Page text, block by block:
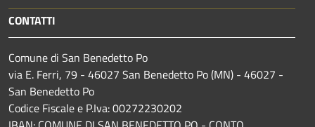
CONTATTI
Comune di San Benedetto Po
via E. Ferri, 79 - 46027 San Benedetto Po (MN) - 46027 -
San Benedetto Po
Codice Fiscale e P.Iva: 00272230202